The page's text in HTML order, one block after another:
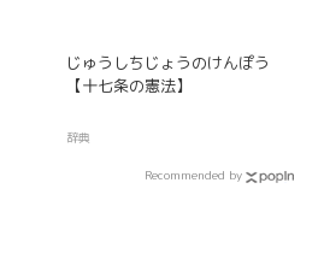
じゅうしちじょうのけんぽう
【十七条の憲法】
辞典
Recommended by